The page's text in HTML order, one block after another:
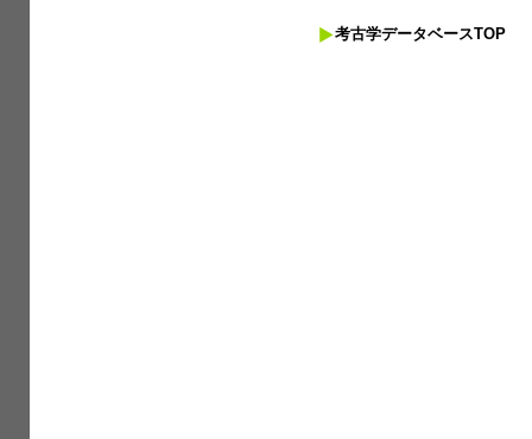
考古学データベースTOP